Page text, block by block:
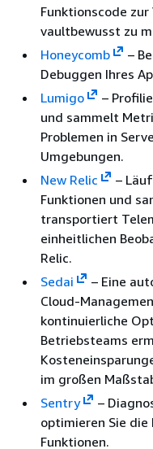
Funktionscode
vaultbewusst zu
Honeycomb
–
Debuggen Ihres
Lumigo
–
und sammelt
Problemen in
Umgebungen.
New Relic
–
Funktionen und
transportiert
einheitlichen
Relic.
Sedai
– Eine
Cloud-
kontinuierliche
Betriebsteams
im großen
Sentry
–
optimieren Sie die
Funktionen.